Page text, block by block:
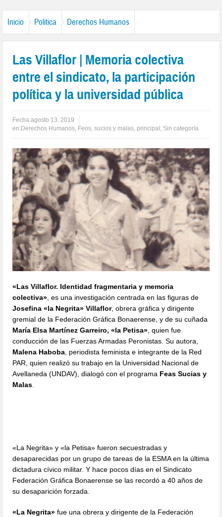
Inicio Politica Derechos Humanos
Las Villaflor | Memoria colectiva
entre el sindicato, la participación
política y la universidad pública
Fecha:agosto 13, 2019
en:Derechos Humanos, Feos, sucios y malas, principal , Sin categoría
«Las Villaflor. Identidad fragmentaria y memoria
colectiva» , es una investigación centrada en las figuras de
Josefina «la Negrita» Villaflor, obrera gráfica y dirigente
gremial de la Federación Gráfica Bonaerense, y de su cuñada
María Elsa Martínez Garreiro, «la Petisa» , quien fue
conducción de las Fuerzas Armadas Peronistas. Su autora,
Malena Haboba , periodista feminista e integrante de la Red
PAR, quien realizó su trabajo en la Universidad Nacional de
Avellaneda (UNDAV), dialogó con el programa Feas Sucias y
Malas
«La Negrita» y «la Petisa» fueron secuestradas y
desaparecidas por un grupo de tareas de la ESMA en la última
dictadura cívico militar. Y hace pocos días en el Sindicato
Federación Gráfica Bonaerense se las recordó a 40 años de
su desaparición forzada.
«La Negrita» fue una obrera y dirigente de la Federación